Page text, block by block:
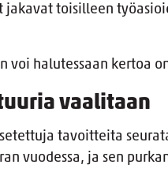
toisilleen
voi halutessaan kertoa
vaalitaan
tavoitteita
vuodessa, ja sen